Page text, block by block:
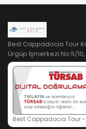
Best Cappadocia Tour
Ürgüp İşmerkezi No:5/
Best Cappadocia Tour -